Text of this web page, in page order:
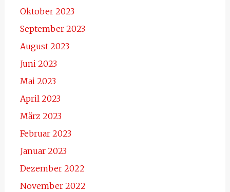
Oktober 2023
September 2023
August 2023
Juni 2023
Mai 2023
April 2023
März 2023
Februar 2023
Januar 2023
Dezember 2022
November 2022